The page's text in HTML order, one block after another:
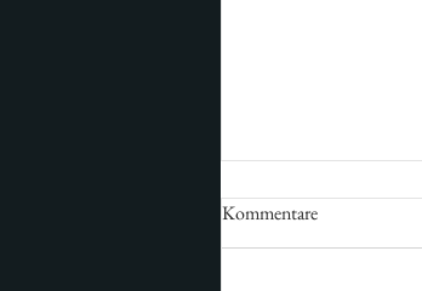
Kommentare